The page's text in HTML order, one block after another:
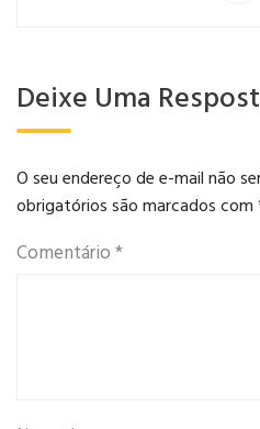
Deixe Uma
O seu endereço de e-mail não
obrigatórios são marcados com
Comentário*